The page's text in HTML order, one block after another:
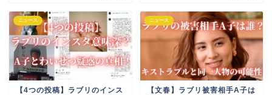
ニュース
【4つの投稿】ラブリのインス
ニュース
【文春】ラブリ被害相手A子は